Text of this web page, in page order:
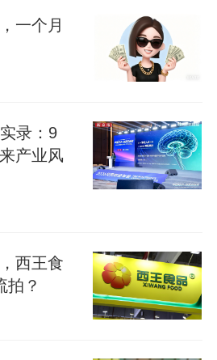
业是“已交付”或“已完
受即可。在此基础上，
收入的额外条件，需“取
付房产的必要条件。报
之前，恒大似乎在一些
付甚至完工前，已经将
，恒大改变会计方式，
期的财务数据，并进行
，因大量员工离职而无
一个月
录：9
产业风
西王食
拍？